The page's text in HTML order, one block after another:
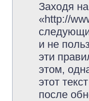
Заходя
«http://
и не
эти
этом,
этот
после